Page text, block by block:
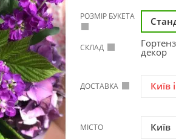
РОЗМІР БУКЕТА
СКЛАД декор
ДОСТАВКА Київ
МІСТО Київ